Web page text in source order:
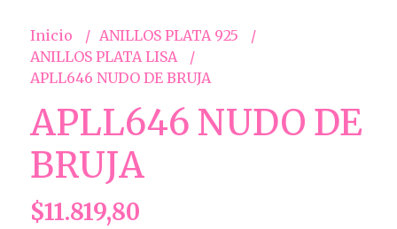
Inicio
ANILLOS PLATA 925
ANILLOS PLATA LISA
APLL646 NUDO DE BRUJA
APLL646 NUDO DE
BRUJA
$11.819,80